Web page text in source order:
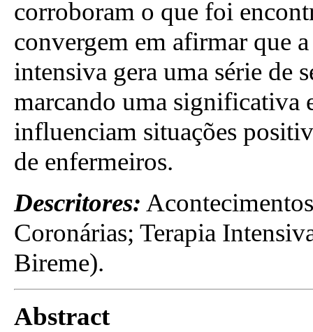
corroboram o que foi
convergem em afirmar que
intensiva gera uma série de
marcando uma significativa
influenciam situações
de enfermeiros.
Descritores:
Coronárias; Terapia
Bireme).
Abstract